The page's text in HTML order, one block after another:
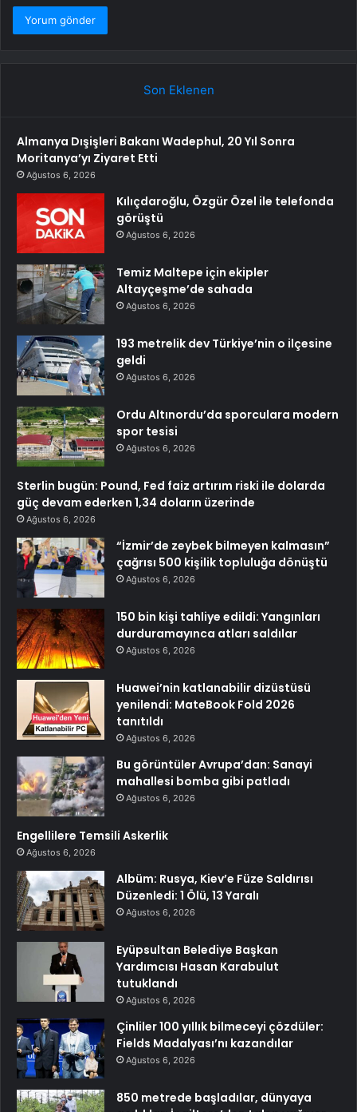
Son Eklenen
Almanya Dışişleri Bakanı Wadephul, 20 Yıl Sonra
Moritanya’yı Ziyaret Etti
Ağustos 6, 2026
Kılıçdaroğlu, Özgür Özel ile telefonda
görüştü
Ağustos 6, 2026
Temiz Maltepe için ekipler
Altayçeşme’de sahada
Ağustos 6, 2026
193 metrelik dev Türkiye’nin o ilçesine
geldi
Ağustos 6, 2026
Ordu Altınordu’da sporculara modern
spor tesisi
Ağustos 6, 2026
Sterlin bugün: Pound, Fed faiz artırım riski ile dolarda
güç devam ederken 1,34 doların üzerinde
Ağustos 6, 2026
“İzmir’de zeybek bilmeyen kalmasın”
çağrısı 500 kişilik topluluğa dönüştü
Ağustos 6, 2026
150 bin kişi tahliye edildi: Yangınları
durduramayınca atları saldılar
Ağustos 6, 2026
Huawei’nin katlanabilir dizüstüsü
yenilendi: MateBook Fold 2026
tanıtıldı
Ağustos 6, 2026
Bu görüntüler Avrupa’dan: Sanayi
mahallesi bomba gibi patladı
Ağustos 6, 2026
Engellilere Temsili Askerlik
Ağustos 6, 2026
Albüm: Rusya, Kiev’e Füze Saldırısı
Düzenledi: 1 Ölü, 13 Yaralı
Ağustos 6, 2026
Eyüpsultan Belediye Başkan
Yardımcısı Hasan Karabulut
tutuklandı
Ağustos 6, 2026
Çinliler 100 yıllık bilmeceyi çözdüler:
Fields Madalyası’nı kazandılar
Ağustos 6, 2026
850 metrede başladılar, dünyaya